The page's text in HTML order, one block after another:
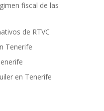
fiscal de las
de RTVC
Tenerife
en Tenerife